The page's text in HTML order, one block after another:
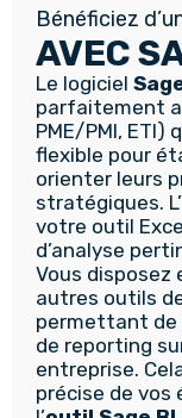
Bénéficiez
AVEC
Le logiciel
parfaitement
PME/PMI,
flexible pour
orienter leurs
stratégiques.
votre outil
d’analyse
Vous disposez
autres outils
permettant de
de reporting
entreprise.
précise de